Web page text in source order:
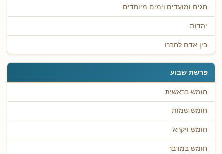
חגים ומועדים וימים מיוחדים
יהדות
בין אדם לחברו
פרשת שבוע
חומש בראשית
חומש שמות
חומש ויקרא
חומש במדבר